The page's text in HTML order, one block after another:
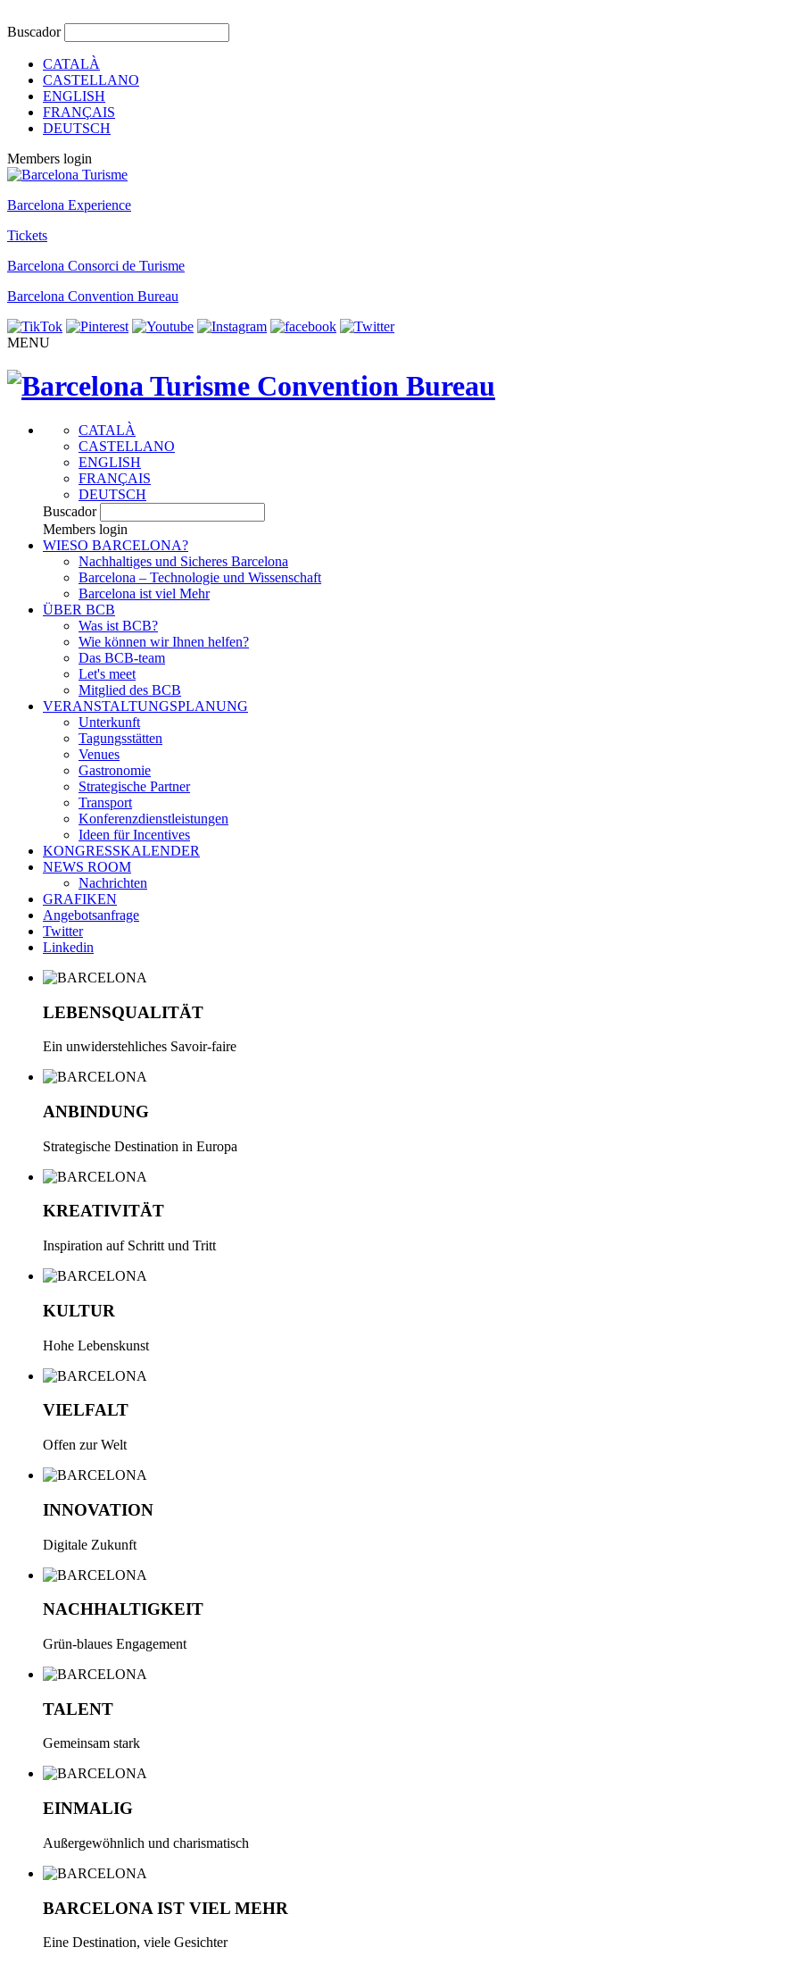
Buscador
CATALÀ
CASTELLANO
ENGLISH
FRANÇAIS
DEUTSCH
Members login
Barcelona Experience
Tickets
Barcelona Consorci de Turisme
Barcelona Convention Bureau
MENU
CATALÀ
CASTELLANO
ENGLISH
FRANÇAIS
DEUTSCH
Buscador
Members login
WIESO BARCELONA?
Nachhaltiges und Sicheres Barcelona
Barcelona – Technologie und Wissenschaft
Barcelona ist viel Mehr
ÜBER BCB
Was ist BCB?
Wie können wir Ihnen helfen?
Das BCB-team
Let's meet
Mitglied des BCB
VERANSTALTUNGSPLANUNG
Unterkunft
Tagungsstätten
Venues
Gastronomie
Strategische Partner
Transport
Konferenzdienstleistungen
Ideen für Incentives
KONGRESSKALENDER
NEWS ROOM
Nachrichten
GRAFIKEN
Angebotsanfrage
Twitter
Linkedin
LEBENSQUALITÄT
Ein unwiderstehliches Savoir-faire
ANBINDUNG
Strategische Destination in Europa
KREATIVITÄT
Inspiration auf Schritt und Tritt
KULTUR
Hohe Lebenskunst
VIELFALT
Offen zur Welt
INNOVATION
Digitale Zukunft
NACHHALTIGKEIT
Grün-blaues Engagement
TALENT
Gemeinsam stark
EINMALIG
Außergewöhnlich und charismatisch
BARCELONA IST VIEL MEHR
Eine Destination, viele Gesichter